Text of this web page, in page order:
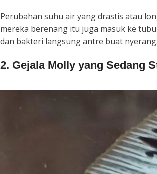
Perubahan suhu air yang drastis atau
mereka berenang itu juga masuk ke
dan bakteri langsung antre buat nyerang.
2. Gejala Molly yang Sedang